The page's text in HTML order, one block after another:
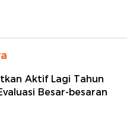
Aktif Lagi Tahun
Besar-besaran